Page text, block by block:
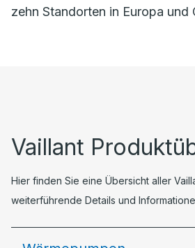
zehn Standorten in Europa und
Vaillant
Hier finden Sie eine Übersicht aller
weiterführende Details und